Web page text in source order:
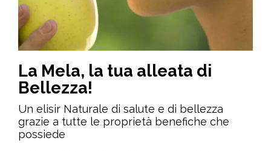
La Mela, la tua alleata di
Bellezza!
Un elisir Naturale di salute e di bellezza
grazie a tutte le proprietà benefiche che
possiede